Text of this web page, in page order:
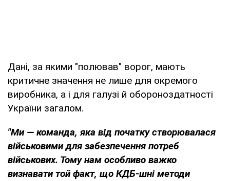
Дані, за якими "полював" ворог, мають
критичне значення не лише для окремого
виробника, а і для галузі й обороноздатності
України загалом.
"Ми — команда, яка від початку створювалася
військовими для забезпечення потреб
військових. Тому нам особливо важко
визнавати той факт, що КДБ-шні методи